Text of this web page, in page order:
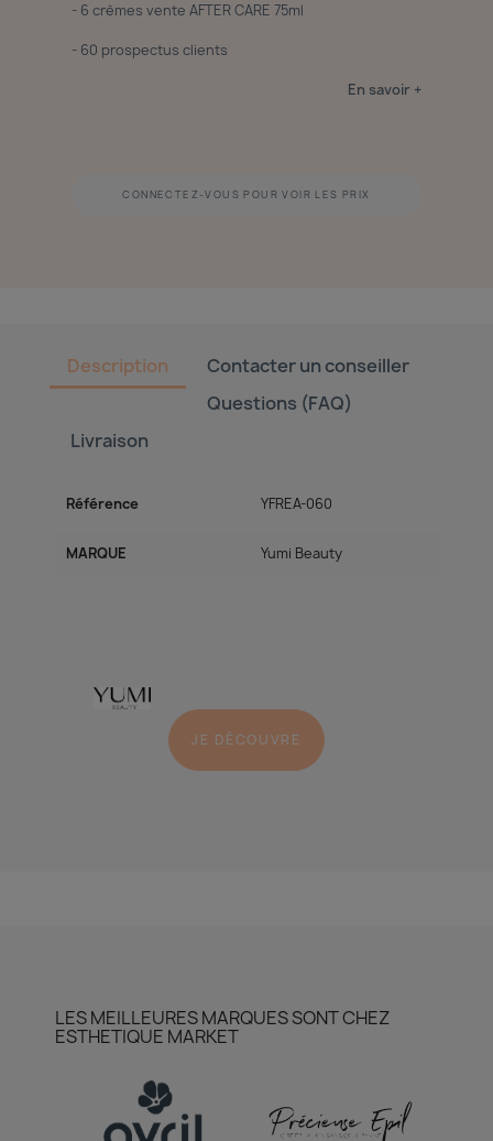
- 6 crèmes vente AFTER CARE 75ml
- 60 prospectus clients
En savoir +
CONNECTEZ-VOUS POUR VOIR LES PRIX
Description
Contacter un conseiller
Questions (FAQ)
Livraison
Référence YFREA-060
MARQUE Yumi Beauty
JE DÉCOUVRE
LES MEILLEURES MARQUES SONT CHEZ
ESTHETIQUE MARKET